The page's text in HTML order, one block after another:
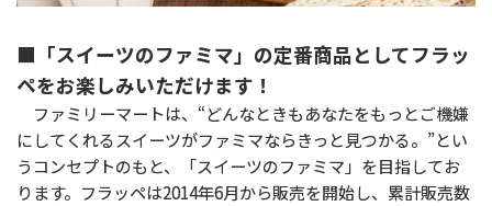
■「スイーツのファミマ」の定番商品としてフラッ
ペをお楽しみいただけます！
ファミリーマートは、“どんなときもあなたをもっとご機嫌
にしてくれるスイーツがファミマならきっと見つかる。”とい
うコンセプトのもと、「スイーツのファミマ」を目指してお
ります。フラッペは2014年6月から販売を開始し、累計販売数